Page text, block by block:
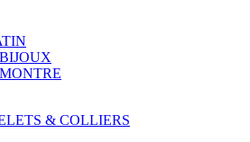
& COLLIERS